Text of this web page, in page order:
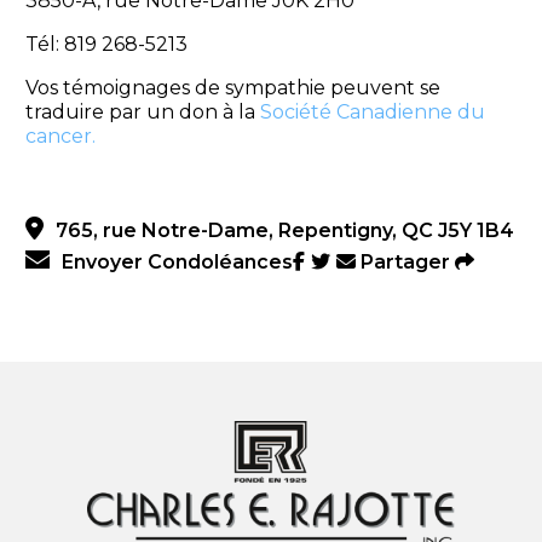
Tél: 819 268-5213
Vos témoignages de sympathie peuvent se
traduire par un don à la Société Canadienne du
cancer.
765, rue Notre-Dame, Repentigny, QC J5Y 1B4
Envoyer Condoléances
Partager